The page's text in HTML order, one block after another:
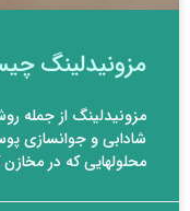
مزونیدلینگ
مزونیدلینگ از
شادابی و جوانسازی
محلول­هایی که در